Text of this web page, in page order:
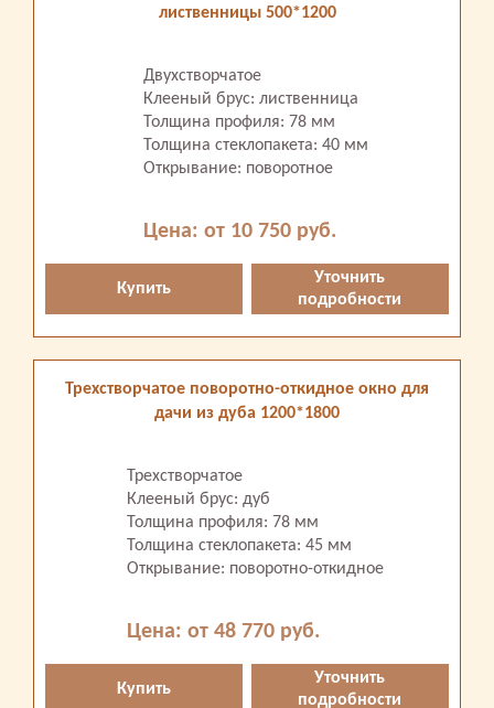
лиственницы 500*1200
Двухстворчатое
Клееный брус: лиственница
Толщина профиля: 78 мм
Толщина стеклопакета: 40 мм
Открывание: поворотное
Цена: от 10 750 руб.
Купить
Уточнить
подробности
Трехстворчатое поворотно-откидное окно для
дачи из дуба 1200*1800
Трехстворчатое
Клееный брус: дуб
Толщина профиля: 78 мм
Толщина стеклопакета: 45 мм
Открывание: поворотно-откидное
Цена: от 48 770 руб.
Купить
Уточнить
подробности